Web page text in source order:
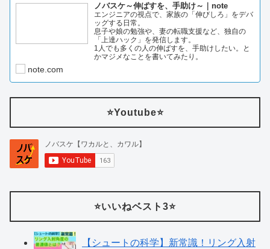
ノバスケ～伸ばすを、手助け～｜note
エンジニアの視点で、家族の「伸びしろ」をデバ
ッグする日常。
息子や娘の勉強や、妻の転職支援など、独自の
「上達ハック」を発信します。
1人でも多くの人の伸ばすを、手助けしたい。と
かマジメなことを書いてみたり。
note.com
⭐️Youtube⭐️
⭐️いいねベスト3⭐️
【シュートの科学】新常識！リング入射